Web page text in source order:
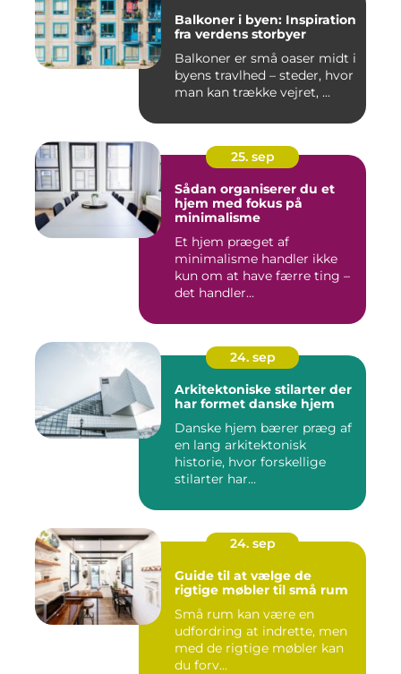
Balkoner i byen: Inspiration
fra verdens storbyer
Balkoner er små oaser midt i
byens travlhed – steder, hvor
man kan trække vejret, ...
25. sep
Sådan organiserer du et
hjem med fokus på
minimalisme
Et hjem præget af
minimalisme handler ikke
kun om at have færre ting –
det handler...
24. sep
Arkitektoniske stilarter der
har formet danske hjem
Danske hjem bærer præg af
en lang arkitektonisk
historie, hvor forskellige
stilarter har...
24. sep
Guide til at vælge de
rigtige møbler til små rum
Små rum kan være en
udfordring at indrette, men
med de rigtige møbler kan
du forv...